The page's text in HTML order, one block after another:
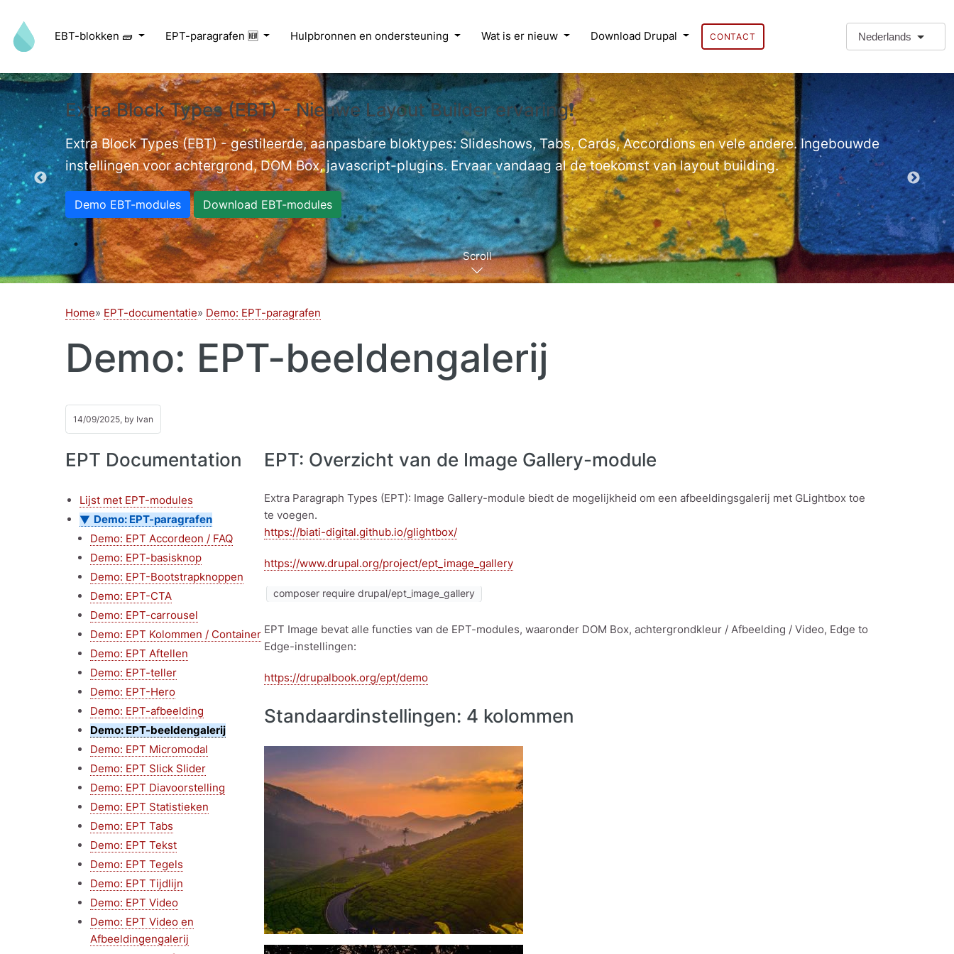
EBT-blokken 🧱 EPT-paragrafen 🆕 Hulpbronnen en ondersteuning Wat is er nieuw Download Drupal CONTACT Nederlands
videos.
Extra Block Types (EBT) - Nieuwe Layout Builder ervaring❗
Extra Block Types (EBT) - gestileerde, aanpasbare bloktypes: Slideshows, Tabs, Cards, Accordions en vele andere. Ingebouwde
instellingen voor achtergrond, DOM Box, javascript-plugins. Ervaar vandaag al de toekomst van layout building.
Demo EBT-modules Download EBT-modules
Extra
Demo
Scroll
Home EPT-documentatie Demo: EPT-paragrafen
Demo: EPT-beeldengalerij
14/09/2025, by Ivan
EPT Documentation
Lijst met EPT-modules
Demo: EPT-paragrafen
Demo: EPT Accordeon / FAQ
Demo: EPT-basisknop
Demo: EPT-Bootstrapknoppen
Demo: EPT-CTA
Demo: EPT-carrousel
Demo: EPT Kolommen / Container
Demo: EPT Aftellen
Demo: EPT-teller
Demo: EPT-Hero
Demo: EPT-afbeelding
Demo: EPT-beeldengalerij
Demo: EPT Micromodal
Demo: EPT Slick Slider
Demo: EPT Diavoorstelling
Demo: EPT Statistieken
Demo: EPT Tabs
Demo: EPT Tekst
Demo: EPT Tegels
Demo: EPT Tijdlijn
Demo: EPT Video
Demo: EPT Video en
Afbeeldingengalerij
EPT: Overzicht van de Image Gallery-module
Extra Paragraph Types (EPT): Image Gallery-module biedt de mogelijkheid om een afbeeldingsgalerij met GLightbox toe
te voegen.
https://biati-digital.github.io/glightbox/
https://www.drupal.org/project/ept_image_gallery
composer require drupal/ept_image_gallery
EPT Image bevat alle functies van de EPT-modules, waaronder DOM Box, achtergrondkleur / Afbeelding / Video, Edge to
Edge-instellingen:
https://drupalbook.org/ept/demo
Standaardinstellingen: 4 kolommen